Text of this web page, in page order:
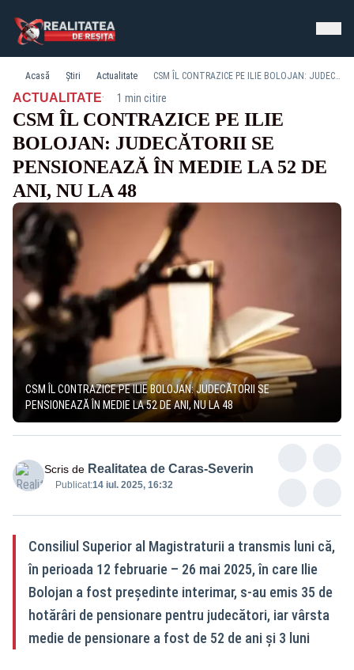
Acasă Știri Actualitate CSM ÎL CONTRAZICE PE ILIE BOLOJAN: JUDECĂTORII SE PENSIONEAZĂ ÎN MEDIE LA 52 DE ANI, NU LA 48
ACTUALITATE· 1 min citire
CSM ÎL CONTRAZICE PE ILIE
BOLOJAN: JUDECĂTORII SE
PENSIONEAZĂ ÎN MEDIE LA 52 DE
ANI, NU LA 48
CSM ÎL CONTRAZICE PE ILIE BOLOJAN: JUDECĂTORII SE
PENSIONEAZĂ ÎN MEDIE LA 52 DE ANI, NU LA 48
Scris de Realitatea de Caras-Severin
Publicat:14 iul. 2025, 16:32
Consiliul Superior al Magistraturii a transmis luni că,
în perioada 12 februarie – 26 mai 2025, în care Ilie
Bolojan a fost președinte interimar, s-au emis 35 de
hotărâri de pensionare pentru judecători, iar vârsta
medie de pensionare a fost de 52 de ani și 3 luni